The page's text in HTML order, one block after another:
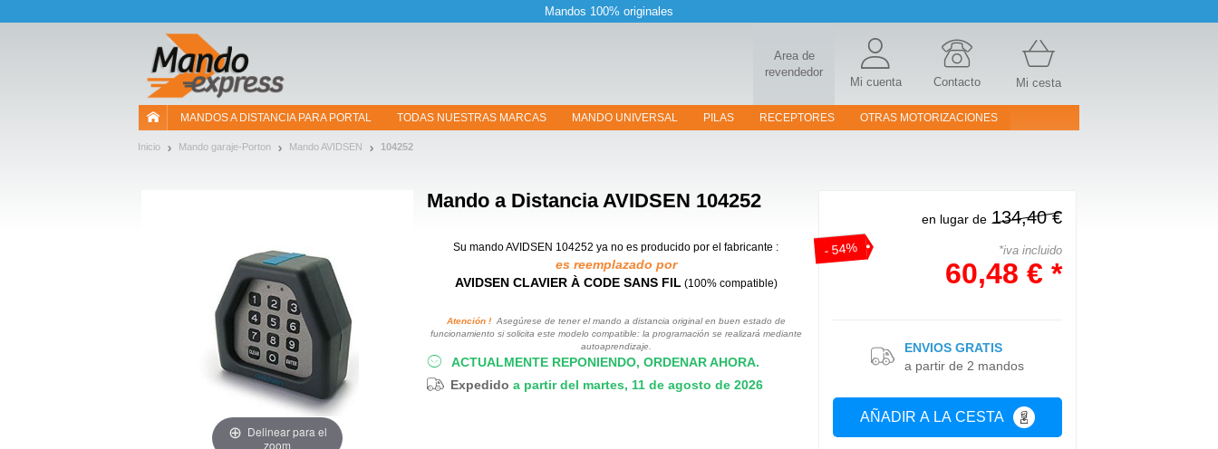
Mandos 100% originales
Area de
revendedor
Mi cuenta Contacto Mi cesta
MANDOS A DISTANCIA PARA PORTAL TODAS NUESTRAS MARCAS MANDO UNIVERSAL PILAS RECEPTORES OTRAS MOTORIZACIONES
Inicio Mando garaje-Porton Mando AVIDSEN 104252
Mando a DistanciaAVIDSEN 104252
Delinear para el
zoom
Su mando AVIDSEN 104252 ya no es producido por el fabricante :
es reemplazado por
AVIDSEN CLAVIER À CODE SANS FIL (100% compatible)
Atención !Asegúrese de tener el mando a distancia original en buen estado de
funcionamiento si solicita este modelo compatible: la programación se realizará mediante
autoaprendizaje.
ACTUALMENTE REPONIENDO, ORDENAR AHORA.
Expedido a partir del martes, 11 de agosto de 2026
- 54%
en lugar de 134,40 €
*iva incluido
60,48 € *
AÑADIR A LA CESTA
ENVIOS GRATIS
a partir de 2 mandos